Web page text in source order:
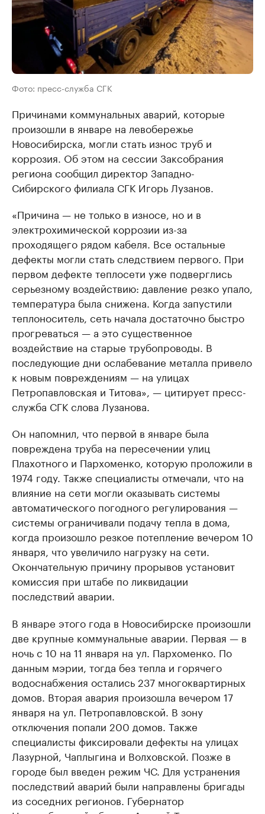
Фото: пресс-служба СГК
Причинами коммунальных аварий, которые
произошли в январе на левобережье
Новосибирска, могли стать износ труб и
коррозия. Об этом на сессии Заксобрания
региона сообщил директор Западно-
Сибирского филиала СГК Игорь Лузанов.
«Причина — не только в износе, но и в
электрохимической коррозии из-за
проходящего рядом кабеля. Все остальные
дефекты могли стать следствием первого. При
первом дефекте теплосети уже подверглись
серьезному воздействию: давление резко упало,
температура была снижена. Когда запустили
теплоноситель, сеть начала достаточно быстро
прогреваться — а это существенное
воздействие на старые трубопроводы. В
последующие дни ослабевание металла привело
к новым повреждениям — на улицах
Петропавловская и Титова», — цитирует пресс-
служба СГК слова Лузанова.
Он напомнил, что первой в январе была
повреждена труба на пересечении улиц
Плахотного и Пархоменко, которую проложили в
1974 году. Также специалисты отмечали, что на
влияние на сети могли оказывать системы
автоматического погодного регулирования —
системы ограничивали подачу тепла в дома,
когда произошло резкое потепление вечером 10
января, что увеличило нагрузку на сети.
Окончательную причину прорывов установит
комиссия при штабе по ликвидации
последствий аварии.
В январе этого года в Новосибирске произошли
две крупные коммунальные аварии. Первая — в
ночь с 10 на 11 января на ул. Пархоменко. По
данным мэрии, тогда без тепла и горячего
водоснабжения остались 237 многоквартирных
домов. Вторая авария произошла вечером 17
января на ул. Петропавловской. В зону
отключения попали 200 домов. Также
специалисты фиксировали дефекты на улицах
Лазурной, Чаплыгина и Волховской. Позже в
городе был введен режим ЧС. Для устранения
последствий аварий были направлены бригады
из соседних регионов. Губернатор